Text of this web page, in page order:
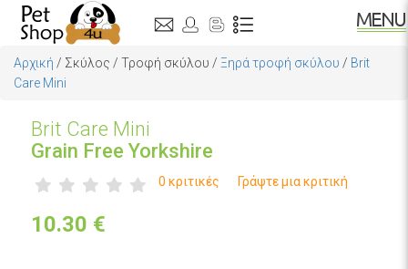
Αρχική / Σκύλος / Τροφή σκύλου / Ξηρά τροφή σκύλου / Brit
Care Mini
Brit Care Mini
Grain Free Yorkshire
0 κριτικές Γράψτε μια κριτική
10.30 €